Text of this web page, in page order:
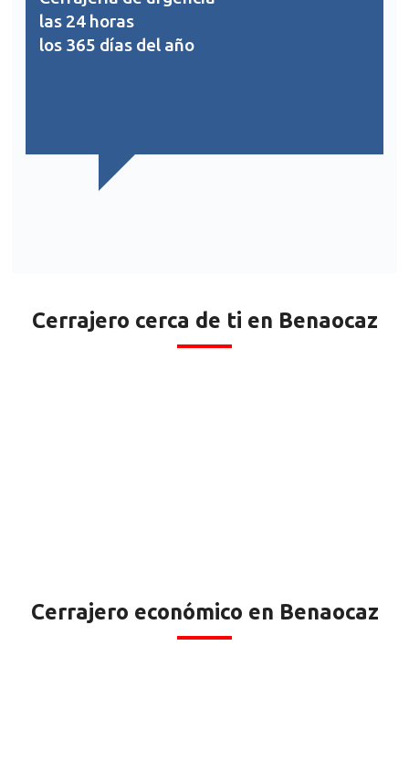
las 24 horas
los 365 días del año
Cerrajero cerca de ti en Benaocaz
Cerrajero económico en Benaocaz